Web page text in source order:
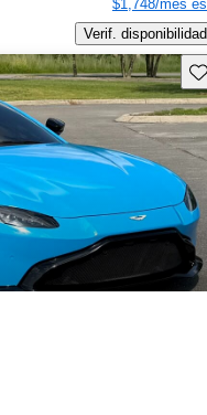
$1,748/mes
Verif. disponibilidad